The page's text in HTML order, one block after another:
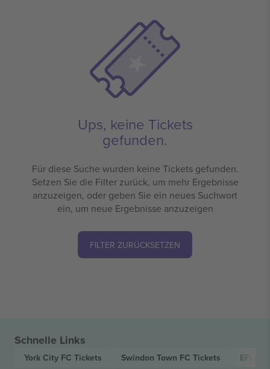
Ups, keine Tickets
gefunden.
Für diese Suche wurden keine Tickets gefunden.
Setzen Sie die Filter zurück, um mehr Ergebnisse
anzuzeigen, oder geben Sie ein neues Suchwort
ein, um neue Ergebnisse anzuzeigen
FILTER ZURÜCKSETZEN
Schnelle Links
York City FC Tickets Swindon Town FC Tickets EFL